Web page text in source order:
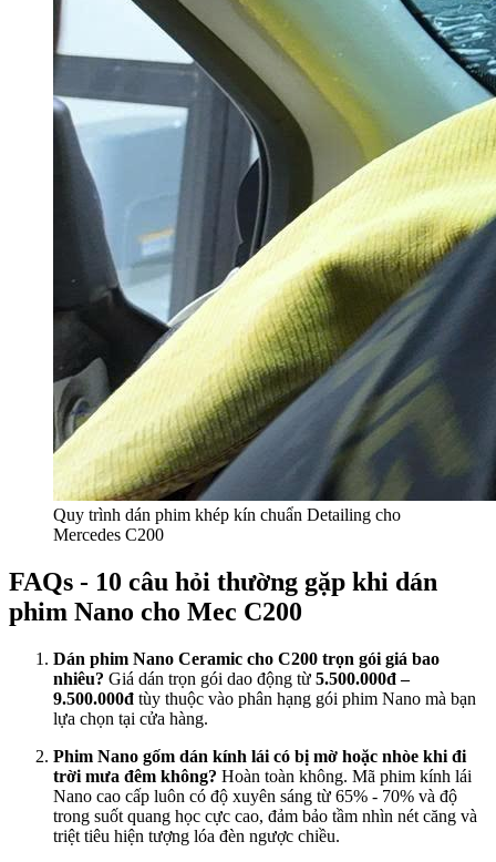
Quy trình dán phim khép kín chuẩn Detailing cho
Mercedes C200
FAQs - 10 câu hỏi thường gặp khi dán
phim Nano cho Mec C200
Dán phim Nano Ceramic cho C200 trọn gói giá bao
nhiêu? Giá dán trọn gói dao động từ 5.500.000đ –
9.500.000đ tùy thuộc vào phân hạng gói phim Nano mà bạn
lựa chọn tại cửa hàng.
Phim Nano gốm dán kính lái có bị mờ hoặc nhòe khi đi
trời mưa đêm không? Hoàn toàn không. Mã phim kính lái
Nano cao cấp luôn có độ xuyên sáng từ 65% - 70% và độ
trong suốt quang học cực cao, đảm bảo tầm nhìn nét căng và
triệt tiêu hiện tượng lóa đèn ngược chiều.